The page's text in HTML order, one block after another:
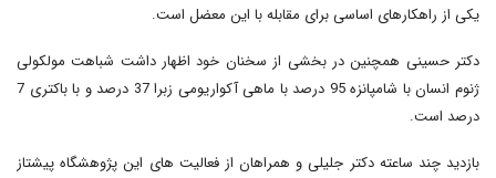
یکی از راهکارهای اساسی برای مقابله با این معضل است.
دکتر حسینی همچنین در بخشی از سخنان خود اظهار داشت شباهت مولکولی
ژنوم انسان با شامپانزه 95 درصد با ماهی آکواریومی زبرا 37 درصد و با باکتری 7
درصد است.
بازدید چند ساعته دکتر جلیلی و همراهان از فعالیت های این پژوهشگاه پیشتاز